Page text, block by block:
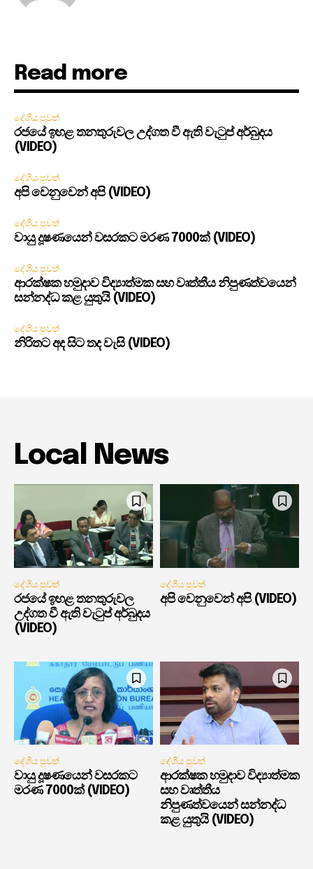
Read more
දේශීය පුවත්
රජයේ ඉහළ තනතුරුවල උද්ගත වී ඇති වැටුප් අර්බුදය
(VIDEO)
දේශීය පුවත්
අපි වෙනුවෙන් අපි (VIDEO)
දේශීය පුවත්
වායු දූෂණයෙන් වසරකට මරණ 7000ක් (VIDEO)
දේශීය පුවත්
ආරක්ෂක හමුදාව විද්‍යාත්මක සහ වෘත්තීය නිපුණත්වයෙන්
සන්නද්ධ කළ යුතුයි (VIDEO)
දේශීය පුවත්
නිරිතට අද සිට තද වැසි (VIDEO)
Local News
දේශීය පුවත්
රජයේ ඉහළ තනතුරුවල
උද්ගත වී ඇති වැටුප් අර්බුදය
(VIDEO)
දේශීය පුවත්
අපි වෙනුවෙන් අපි (VIDEO)
දේශීය පුවත්
වායු දූෂණයෙන් වසරකට
මරණ 7000ක් (VIDEO)
දේශීය පුවත්
ආරක්ෂක හමුදාව විද්‍යාත්මක
සහ වෘත්තීය
නිපුණත්වයෙන් සන්නද්ධ
කළ යුතුයි (VIDEO)